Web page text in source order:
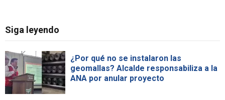
Siga leyendo
¿Por qué no se instalaron las
geomallas? Alcalde responsabiliza a la
ANA por anular proyecto